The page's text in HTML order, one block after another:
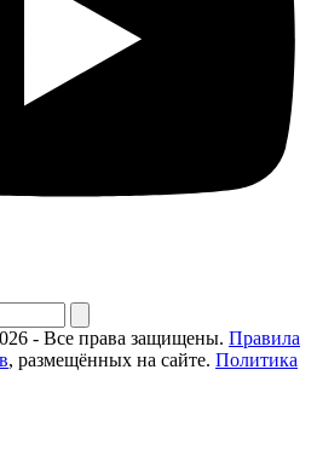
- Все права защищены. Правила
, размещённых на сайте. Политика